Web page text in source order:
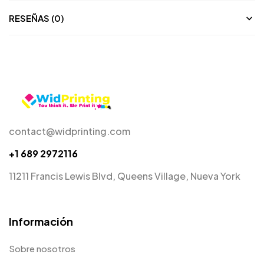
RESEÑAS (0)
contact@widprinting.com
+1 689 2972116
11211 Francis Lewis Blvd, Queens Village, Nueva York
Información
Sobre nosotros